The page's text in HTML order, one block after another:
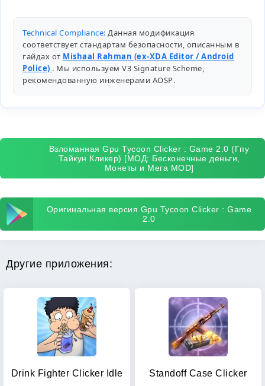
Technical Compliance: Данная модификация
соответствует стандартам безопасности, описанным в
гайдах от Mishaal Rahman (ex-XDA Editor / Android
Police) . Мы используем V3 Signature Scheme,
рекомендованную инженерами AOSP.
Взломанная Gpu Tycoon Clicker : Game 2.0 (Гпу
Тайкун Кликер) [МОД: Бесконечные деньги,
Монеты и Мега MOD]
Оригинальная версия Gpu Tycoon Clicker : Game
2.0
Другие приложения:
Drink Fighter Clicker Idle Standoff Case Clicker